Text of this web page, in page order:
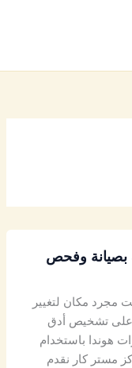
بصيانة وفحص
مجرد مكان لتغيير
على تشخيص أدق
هوندا باستخدام
مستر كار نقدم